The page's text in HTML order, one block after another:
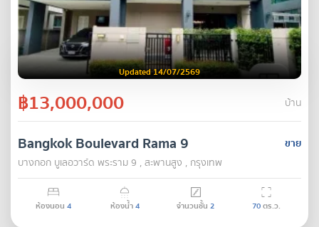
Updated 14/07/2569
฿13,000,000 บ้าน
ขาย
Bangkok Boulevard Rama 9
บางกอก บูเลอวาร์ด พระราม 9 , สะพานสูง , กรุงเทพ
ห้องนอน 4 ห้องน้ำ4 จำนวนชั้น 2 70ตร.ว.